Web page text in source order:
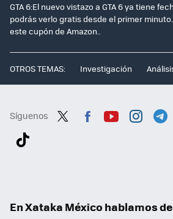
GTA 6:El nuevo vistazo a GTA 6 ya tiene
podrás verlo gratis desde el primer
este cupón de Amazon..
OTROS TEMAS: Investigación
Síguenos
En Xataka México hablamos